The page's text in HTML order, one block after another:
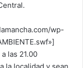
wp-
las 21.00